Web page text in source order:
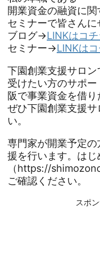
開業資金の融資に
セミナーで皆さんに
ブログ→LINKはコチ
セミナー→LINKは
下園創業支援サロ
受けたい方のサポ
阪で事業資金を借り
ぜひ下園創業支援
い。
専門家が開業予定
援を行います。は
（https://
ご確認ください。
スポ